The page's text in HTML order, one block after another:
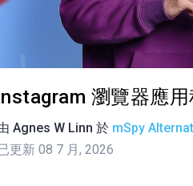
瀏覽器應
Agnes W Linn 於 mSpy
更新 08 7 月, 2026